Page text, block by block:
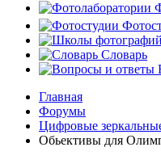
Словарь
Главная
Форумы
Цифровые
Обьективы для